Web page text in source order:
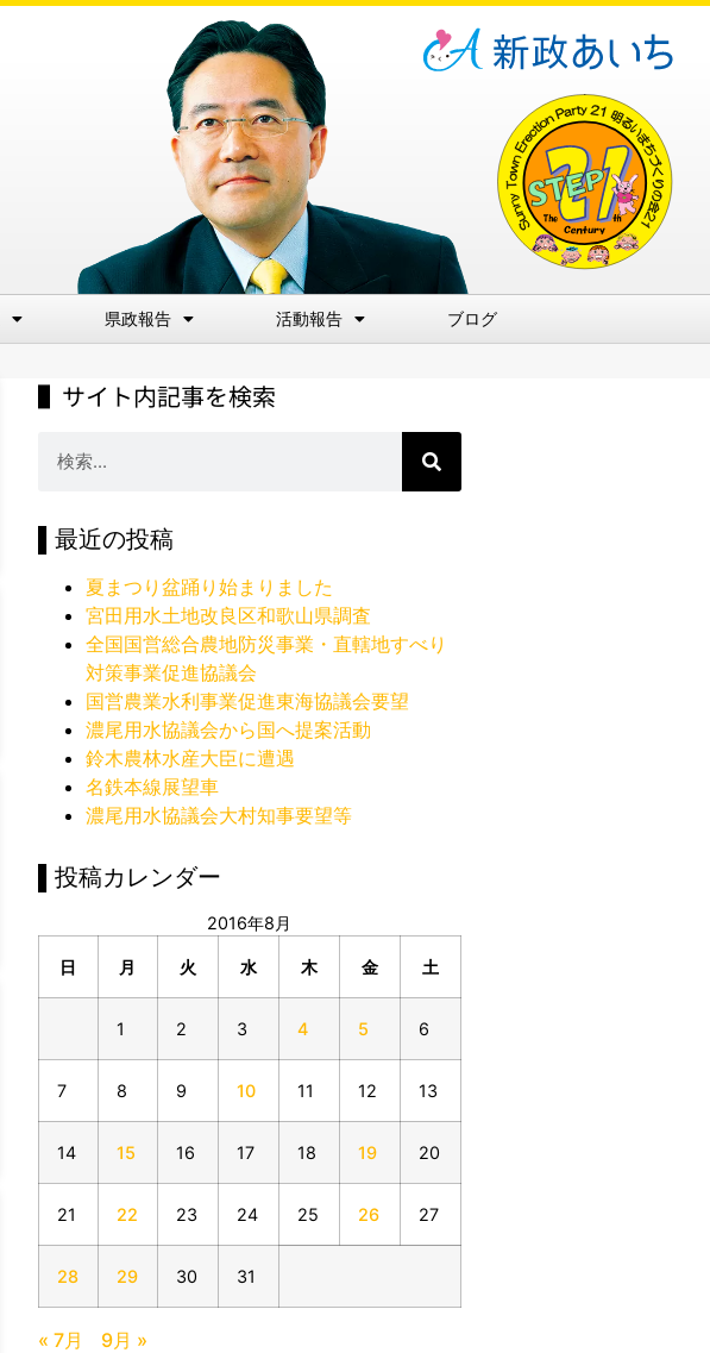
県政報告 活動報告 ブログ
▌サイト内記事を検索
▌最近の投稿
夏まつり盆踊り始まりました
宮田用水土地改良区和歌山県調査
全国国営総合農地防災事業・直轄地すべり
対策事業促進協議会
国営農業水利事業促進東海協議会要望
濃尾用水協議会から国へ提案活動
鈴木農林水産大臣に遭遇
名鉄本線展望車
濃尾用水協議会大村知事要望等
▌投稿カレンダー
2016年8月
日 月 火 水 木 金 土
1 2 3 4 5 6
7 8 9 10 11 12 13
14 15 16 17 18 19 20
21 22 23 24 25 26 27
28 29 30 31
« 7月 9月 »